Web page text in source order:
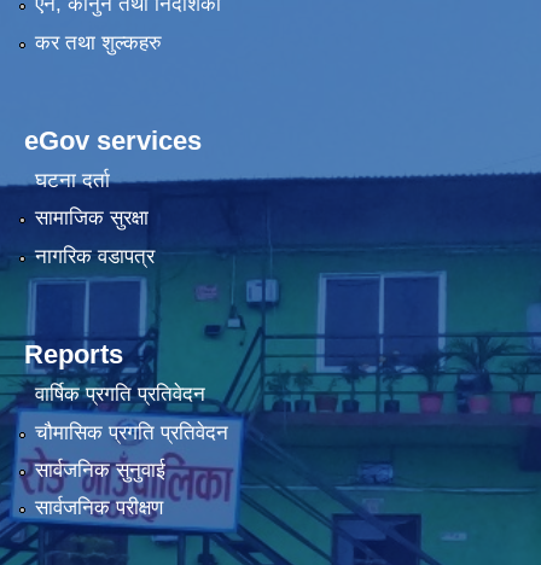
कर तथा शुल्कहरु
eGov services
घटना दर्ता
सामाजिक सुरक्षा
नागरिक वडापत्र
Reports
वार्षिक प्रगति प्रतिवेदन
चौमासिक प्रगति प्रतिवेदन
सार्वजनिक सुनुवाई
सार्वजनिक परीक्षण